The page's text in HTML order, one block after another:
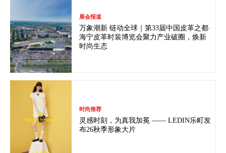
展会报道
万象潮新 链动全球｜第33届中国皮革之都·
海宁皮革时装博览会聚力产业破圈，焕新
时尚生态
时尚推荐
灵感时刻，为真我加冕 —— LEDIN乐町发
布26秋季形象大片